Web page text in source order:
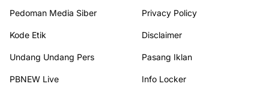
Pedoman Media Siber Privacy Policy
Kode Etik Disclaimer
Undang Undang Pers Pasang Iklan
PBNEW Live Info Locker